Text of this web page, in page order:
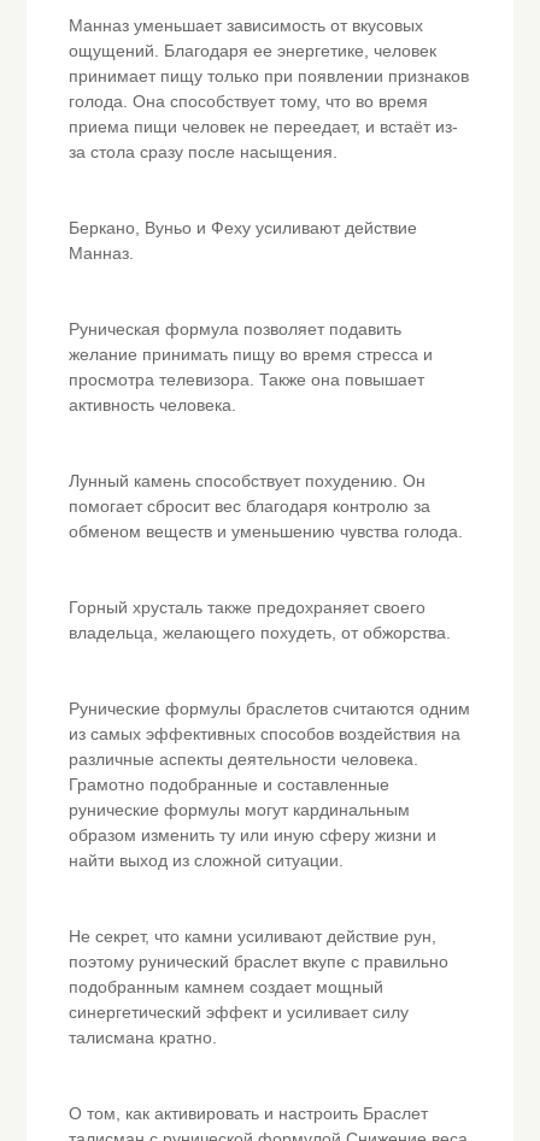
Манназ уменьшает зависимость от вкусовых
ощущений. Благодаря ее энергетике, человек
принимает пищу только при появлении признаков
голода. Она способствует тому, что во время
приема пищи человек не переедает, и встаёт из-
за стола сразу после насыщения.
Беркано, Вуньо и Феху усиливают действие
Манназ.
Руническая формула позволяет подавить
желание принимать пищу во время стресса и
просмотра телевизора. Также она повышает
активность человека.
Лунный камень способствует похудению. Он
помогает сбросит вес благодаря контролю за
обменом веществ и уменьшению чувства голода.
Горный хрусталь также предохраняет своего
владельца, желающего похудеть, от обжорства.
Рунические формулы браслетов считаются одним
из самых эффективных способов воздействия на
различные аспекты деятельности человека.
Грамотно подобранные и составленные
рунические формулы могут кардинальным
образом изменить ту или иную сферу жизни и
найти выход из сложной ситуации.
Не секрет, что камни усиливают действие рун,
поэтому рунический браслет вкупе с правильно
подобранным камнем создает мощный
синергетический эффект и усиливает силу
талисмана кратно.
О том, как активировать и настроить Браслет